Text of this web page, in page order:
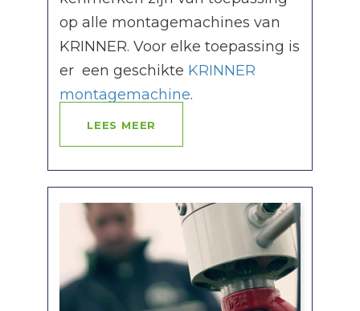
op alle montagemachines van
KRINNER. Voor elke toepassing is
er een geschikte KRINNER
montagemachine.
LEES MEER